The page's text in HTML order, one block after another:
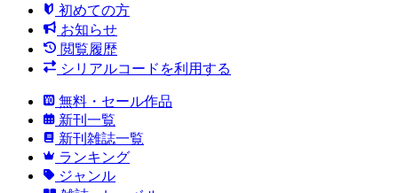
初めての方
お知らせ
閲覧履歴
シリアルコードを利用する
無料・セール作品
新刊一覧
新刊雑誌一覧
ランキング
ジャンル